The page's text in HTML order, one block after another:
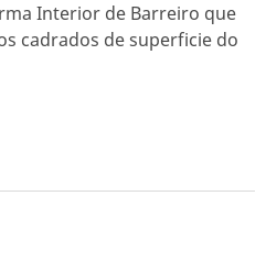
Interior de Barreiro que
cadrados de superficie do